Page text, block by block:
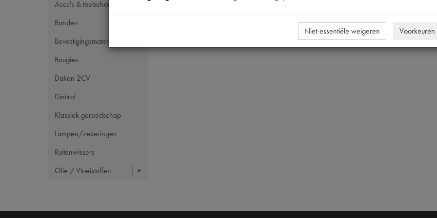
Accu's & toebehoren
Banden
Bevestigingsmateriaal
Bougies
Daken 2CV
Dinitrol
Klassiek gereedschap
Lampen/zekeringen
Ruitenwissers
Olie / Vloeistoffen
Niet-essentiële weigeren